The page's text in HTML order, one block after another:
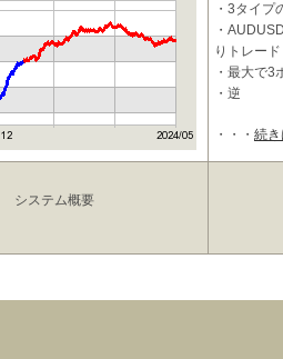
・3タイ
・
りトレー
・最大で3
・逆
・・・ 続
システム概要